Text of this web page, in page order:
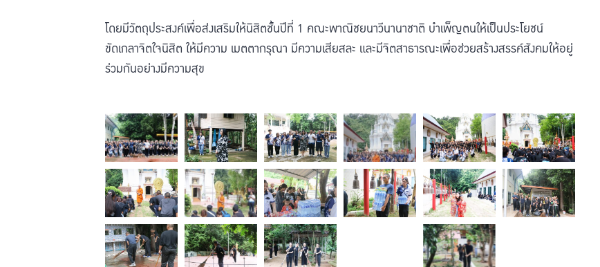
โดยมีวัตถุประสงค์เพื่อส่งเสริมให้นิสิตชั้นปีที่ 1 คณะพาณิชยนาวีนานาชาติ บำเพ็ญตนให้เป็นประโยชน์
ขัดเกลาจิตใจนิสิต ให้มีความ เมตตากรุณา มีความเสียสละ และมีจิตสาธารณะเพื่อช่วยสร้างสรรค์สังคมให้อยู่
ร่วมกันอย่างมีความสุข